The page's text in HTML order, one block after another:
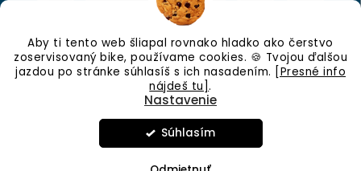
Aby ti tento web šliapal rovnako hladko ako čerstvo
zoservisovaný bike, používame cookies. 🍪 Tvojou ďalšou
jazdou po stránke súhlasíš s ich nasadením. [Presné info
nájdeš tu].
Nastavenie
Súhlasím
Vytvoril Shoptet
nastavenie cookies